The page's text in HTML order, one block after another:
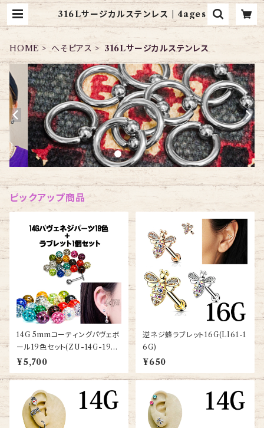
316Lサージカルステンレス | 4ages
HOME へそピアス 316Lサージカルステンレス
ピックアップ商品
14G 5mmコーティングパヴェボ
ール19色セット(ZU-14G-19C
OLORSET)
¥5,700
逆ネジ蜂ラブレット16G(LI61-1
6G)
¥650